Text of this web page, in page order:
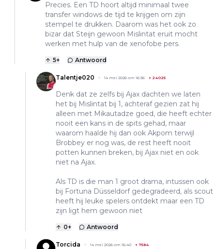
Precies. Een TD hoort altijd minimaal twee
transfer windows de tijd te krijgen om zijn
stempel te drukken. Daarom was het ook zo
bizar dat Steijn gewoon Mislintat eruit mocht
werken met hulp van de xenofobe pers.
5+ Antwoord
Talentje020 14 mei 2026 om 16:36 + 24025
Denk dat ze zelfs bij Ajax dachten we laten
het bij Mislintat bij 1, achteraf gezien zat hij
alleen met Mikautadze goed, die heeft echter
nooit een kans in de spits gehad, maar
waarom haalde hij dan ook Akpom terwijl
Brobbey er nog was, de rest heeft nooit
potten kunnen breken, bij Ajax niet en ook
niet na Ajax.
Als TD is die man 1 groot drama, intussen ook
bij Fortuna Düsseldorf gedegradeerd, als scout
heeft hij leuke spelers ontdekt maar een TD
zijn ligt hem gewoon niet
0+ Antwoord
Torcida 14 mei 2026 om 16:40 + 7584